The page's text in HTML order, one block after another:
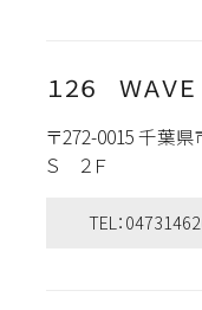
１２６ ＷＡＶ
〒272-0015 千葉県
Ｓ ２Ｆ
TEL：